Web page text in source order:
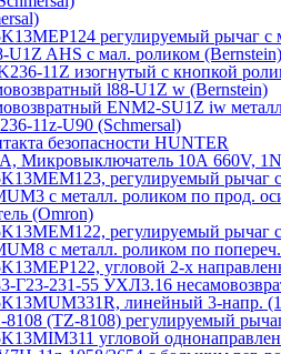
регулируемый рычаг
AHS с мал. роликом (Bernstein)
11Z изогнутый с кнопкой
l88-U1Z w (Bernstein)
ENM2-SU1Z iw
11z-U90 (Schmersal)
безопасности HUNTER
Микровыключатель 10А 660V,
регулируемый
с металл. роликом по прод.
(Omron)
регулируемый
с металл. роликом по
угловой 2-х
Г23-231-55 УХЛ3.16
линейный 3-напр.
(TZ-8108) регулируемый
угловой